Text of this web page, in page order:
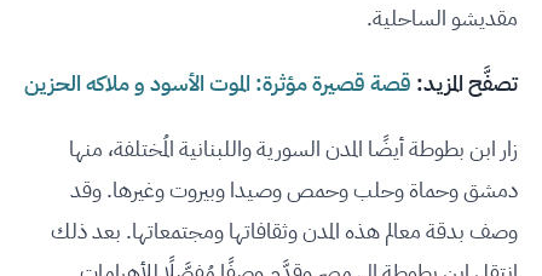
مقديشو الساحلية.
تصفَّح المزيد: قصة قصيرة مؤثرة: الموت الأسود و ملاكه الحزين
زار ابن بطوطة أيضًا المدن السورية واللبنانية المُختلفة، منها
دمشق وحماة وحلب وحمص وصيدا وبيروت وغيرها. وقد
وصف بدقة معالم هذه المدن وثقافاتها ومجتمعاتها. بعد ذلك